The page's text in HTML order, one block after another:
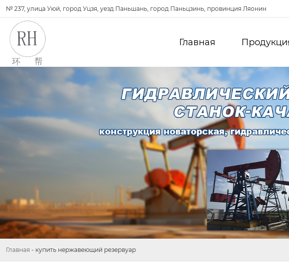
№ 237, улица Уюй, город Уцзя, уезд Паньшань, город Паньцзинь, провинция Ляонин
Главная
Главная - купить нержавеющий резервуар